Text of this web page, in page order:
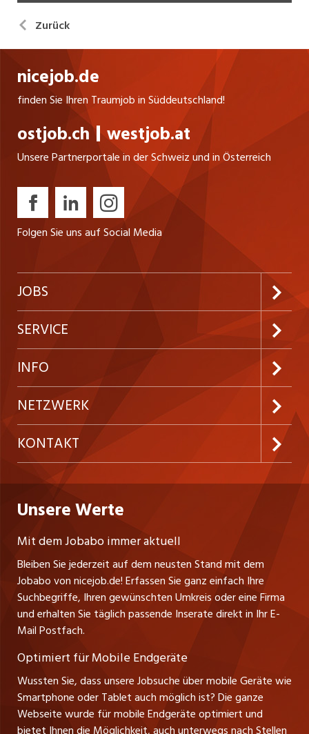
Zurück
nicejob.de
finden Sie Ihren Traumjob in Süddeutschland!
ostjob.ch westjob.at
Unsere Partnerportale in der Schweiz und in Österreich
Folgen Sie uns auf Social Media
JOBS
Jobabo abonnieren
Neue Stellen
Festanstellungen
Temporäre Jobs
Freelance Jobs
Praktika
Führungspositionen
Management / Kader-Jobs
SERVICE
Kundenlogin
Inserieren
Firmen
Personalvermittler
INFO
Preise und Leistungen
AGB
Datenschutzerklärung
Nutzungsbedingungen
Impressum
NETZWERK
ostjob.ch
westjob.at
jobzüri.ch
jobmittelland.ch
jobbern.ch
jobbasel.ch
zentraljob.ch
myjob.ch
schaffu.ch (VS)
KONTAKT
Niederlassung
Fa. nicejob.de
PR Medien GmbH
Lindauer Straße 16
D-88239 Wangen
Tel. +49 07522 795034
Thomas Reiner
Ansprechpartner
Unsere Werte
Mit dem Jobabo immer aktuell
Bleiben Sie jederzeit auf dem neusten Stand mit dem
Jobabo von nicejob.de! Erfassen Sie ganz einfach Ihre
Suchbegriffe, Ihren gewünschten Umkreis oder eine Firma
und erhalten Sie täglich passende Inserate direkt in Ihr E-
Mail Postfach.
Optimiert für Mobile Endgeräte
Wussten Sie, dass unsere Jobsuche über mobile Geräte wie
Smartphone oder Tablet auch möglich ist? Die ganze
Webseite wurde für mobile Endgeräte optimiert und